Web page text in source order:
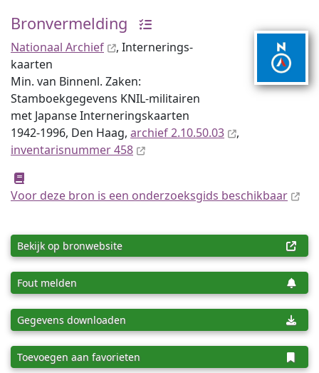
Bronvermelding
Nationaal Archief
, Internerings­
kaarten
Min. van Binnenl. Zaken:
Stamboekgegevens KNIL-militairen
met Japanse Interneringskaarten
1942-1996, Den Haag, archief 2.10.50.03
,
inventaris­num­mer 458
Voor deze bron is een onderzoeksgids beschikbaar
Bekijk op bronwebsite
Fout melden
Gegevens downloaden
Toevoegen aan favorieten